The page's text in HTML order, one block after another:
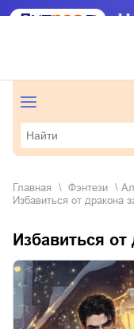
Главная фэнтези
Избавиться от дракона
Избавиться